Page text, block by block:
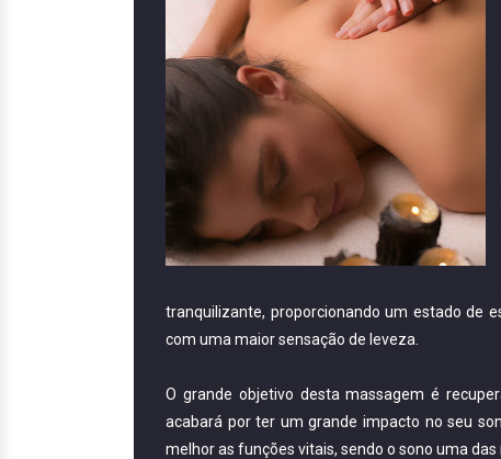
tranquilizante, proporcionando um estado de
com uma maior sensação de leveza.
O grande objetivo desta massagem é
acabará por ter um grande impacto no seu
melhor as funções vitais, sendo o sono uma das